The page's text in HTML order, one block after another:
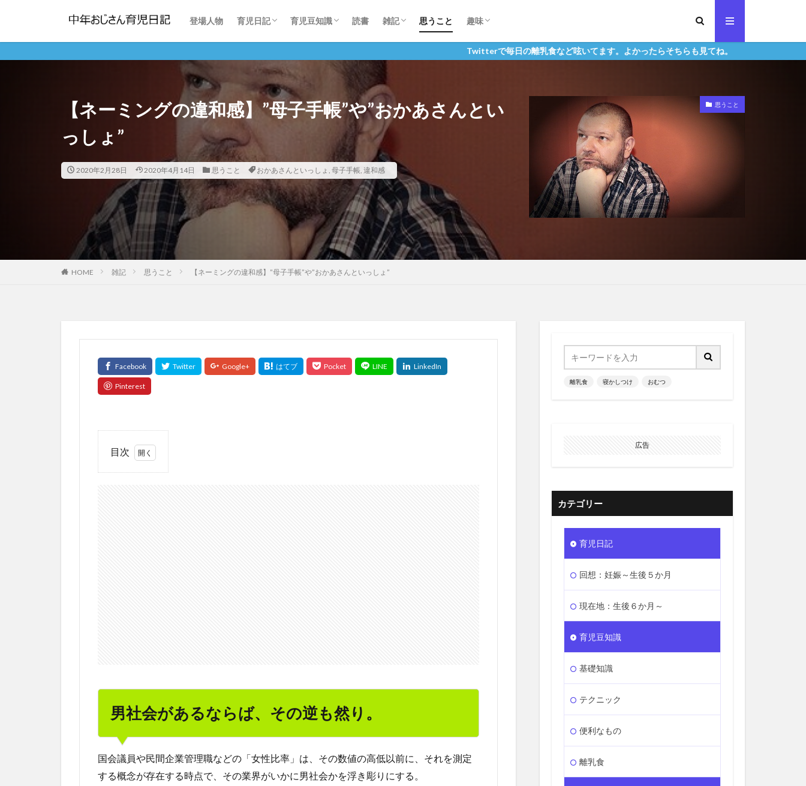
登場人物 育児日記 育児豆知識 読書 雑記 思うこと 趣味
サッカー
Twitterで毎日の離乳食など呟いてます。よかったらそちらも見てね。
【ネーミングの違和感】”母子手帳”や”おかあさんとい
っしょ”
2020年2月28日 2020年4月14日 思うこと おかあさんといっしょ , 母子手帳, 違和感
思うこと
HOME 雑記 思うこと 【ネーミングの違和感】”母子手帳”や”おかあさんといっしょ”
目次
男社会があるならば、その逆も然り。
国会議員や民間企業管理職などの「女性比率」は、その数値の高低以前に、それを測定
する概念が存在する時点で、その業界がいかに男社会かを浮き彫りにする。
離乳食 寝かしつけ おむつ
広告
カテゴリー
育児日記
回想：妊娠～生後５か月
現在地：生後６か月～
育児豆知識
基礎知識
テクニック
便利なもの
離乳食